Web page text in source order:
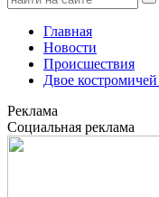
Главная
Новости
Происшествия
Двое
Реклама
Социальная реклама